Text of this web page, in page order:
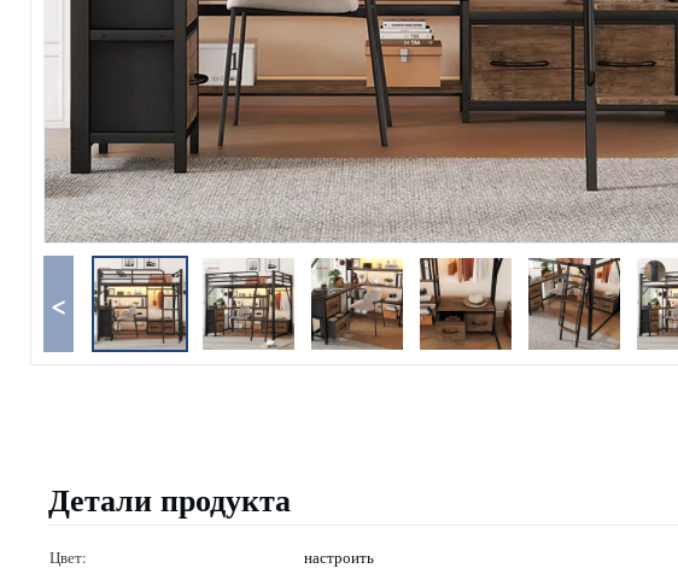
<
Детали продукта
Цвет: настроить